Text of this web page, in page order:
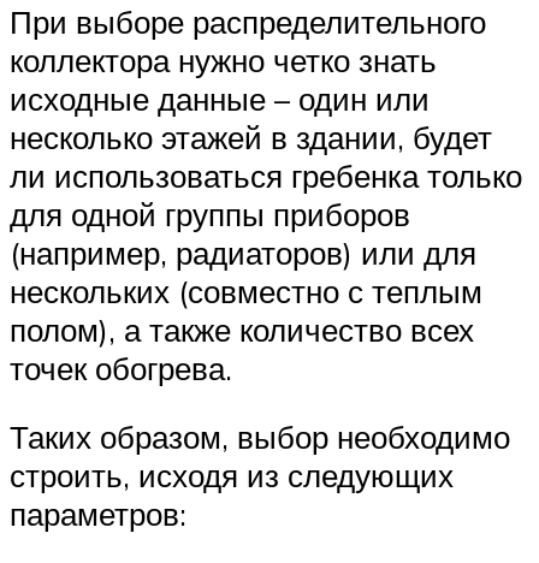
При выборе распределительного
коллектора нужно четко знать
исходные данные – один или
несколько этажей в здании, будет
ли использоваться гребенка только
для одной группы приборов
(например, радиаторов) или для
нескольких (совместно с теплым
полом), а также количество всех
точек обогрева.
Таких образом, выбор необходимо
строить, исходя из следующих
параметров: